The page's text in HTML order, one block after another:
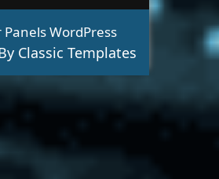
Panels WordPress
Classic Templates